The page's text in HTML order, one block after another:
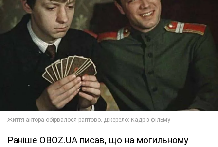
Раніше OBOZ.UA писав, що на могильному